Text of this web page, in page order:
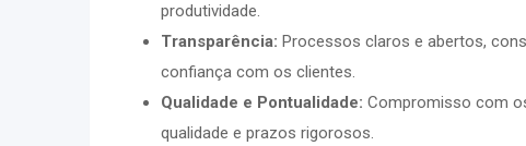
produtividade.
Transparência: Processos claros e abertos,
confiança com os clientes.
Qualidade e Pontualidade: Compromisso com
qualidade e prazos rigorosos.